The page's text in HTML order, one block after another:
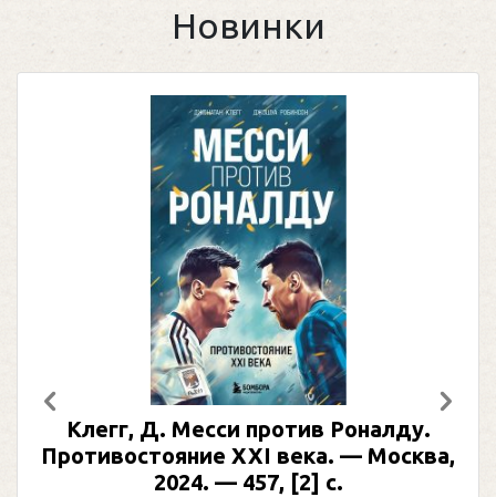
Новинки
Клегг, Д. Месси против Роналду.
Противостояние XXI века. — Москва,
2024. — 457, [2] с.
Предыдущий